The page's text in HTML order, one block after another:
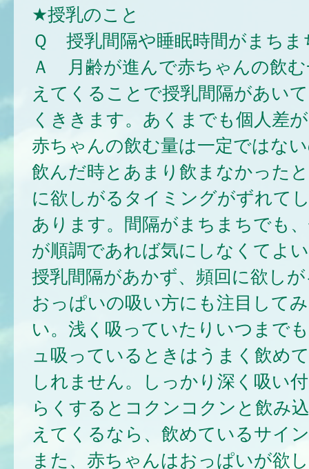
★授乳のこと
Ｑ 授乳間隔や睡眠時間がまちま
Ａ 月齢が進んで赤ちゃんの飲
えてくることで授乳間隔があい
くききます。あくまでも個人差
赤ちゃんの飲む量は一定ではな
飲んだ時とあまり飲まなかった
に欲しがるタイミングがずれて
あります。間隔がまちまちでも
が順調であれば気にしなくてよ
授乳間隔があかず、頻回に欲し
おっぱいの吸い方にも注目して
い。浅く吸っていたりいつまで
ュ吸っているときはうまく飲め
しれません。しっかり深く吸い
らくするとコクンコクンと飲み
えてくるなら、飲めているサイ
また、赤ちゃんはおっぱいが欲